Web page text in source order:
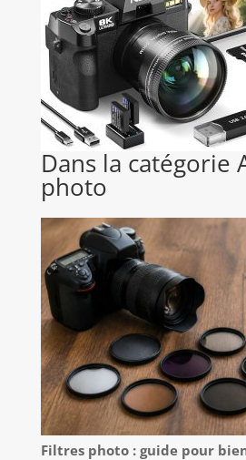
Dans la catégorie
photo
Filtres photo : guide pour